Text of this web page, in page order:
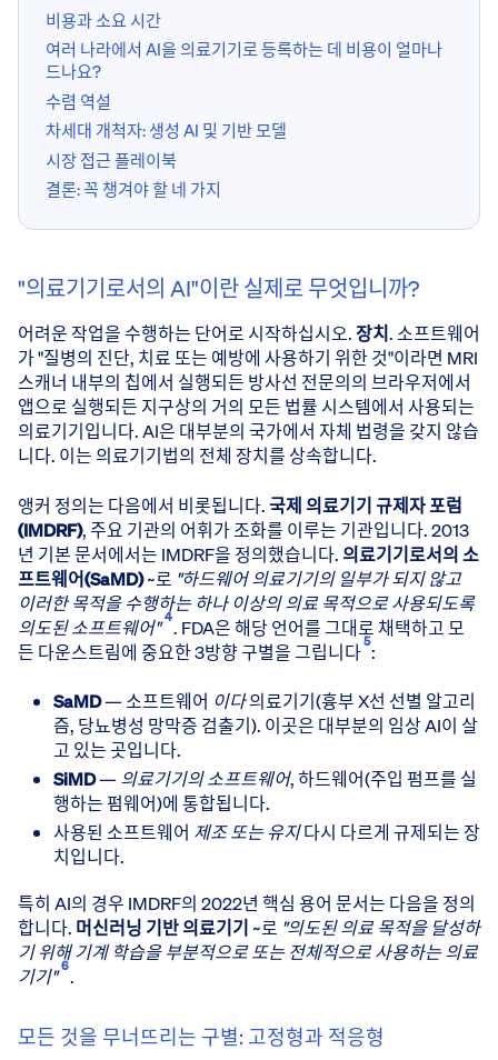
비용과 소요 시간
여러 나라에서 AI을 의료기기로 등록하는 데 비용이 얼마나
드나요?
수렴 역설
차세대 개척자: 생성 AI 및 기반 모델
시장 접근 플레이북
결론: 꼭 챙겨야 할 네 가지
"의료기기로서의 AI"이란 실제로 무엇입니까?
어려운 작업을 수행하는 단어로 시작하십시오.장치. 소프트웨어
가 "질병의 진단, 치료 또는 예방에 사용하기 위한 것"이라면 MRI
스캐너 내부의 칩에서 실행되든 방사선 전문의의 브라우저에서
앱으로 실행되든 지구상의 거의 모든 법률 시스템에서 사용되는
의료기기입니다. AI은 대부분의 국가에서 자체 법령을 갖지 않습
니다. 이는 의료기기법의 전체 장치를 상속합니다.
앵커 정의는 다음에서 비롯됩니다.국제 의료기기 규제자 포럼
(IMDRF), 주요 기관의 어휘가 조화를 이루는 기관입니다. 2013
년 기본 문서에서는 IMDRF을 정의했습니다. 의료기기로서의 소
프트웨어(SaMD)~로 "하드웨어 의료기기의 일부가 되지 않고
이러한 목적을 수행하는 하나 이상의 의료 목적으로 사용되도록
의도된 소프트웨어" 4. FDA은 해당 언어를 그대로 채택하고 모
든 다운스트림에 중요한 3방향 구별을 그립니다5:
SaMD— 소프트웨어 이다의료기기(흉부 X선 선별 알고리
즘, 당뇨병성 망막증 검출기). 이곳은 대부분의 임상 AI이 살
고 있는 곳입니다.
SiMD—의료기기의 소프트웨어, 하드웨어(주입 펌프를 실
행하는 펌웨어)에 통합됩니다.
사용된 소프트웨어 제조 또는 유지다시 다르게 규제되는 장
치입니다.
특히 AI의 경우 IMDRF의 2022년 핵심 용어 문서는 다음을 정의
합니다. 머신러닝 기반 의료기기 ~로 "의도된 의료 목적을 달성하
기 위해 기계 학습을 부분적으로 또는 전체적으로 사용하는 의료
기기" 6.
모든 것을 무너뜨리는 구별: 고정형과 적응형